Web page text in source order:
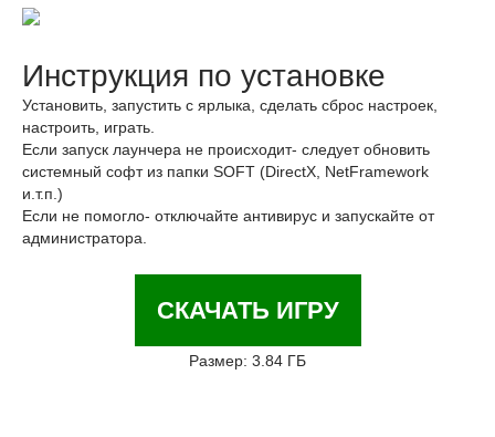
Инструкция по установке
Установить, запустить с ярлыка, сделать сброс настроек,
настроить, играть.
Если запуск лаунчера не происходит- следует обновить
системный софт из папки SOFT (DirectX, NetFramework
и.т.п.)
Если не помогло- отключайте антивирус и запускайте от
администратора.
СКАЧАТЬ ИГРУ
Размер: 3.84 ГБ